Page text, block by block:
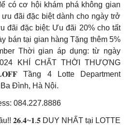
có cơ hội khám phá không gian
đãi đặc biệt dành cho ngày trở
đãi đặc biệt: Ưu đãi 20% cho tất
bán tại gian hàng Tặng thêm 5%
Thời gian áp dụng: từ ngày
KHÍ CHẤT THỜI THƯỢNG
Tầng 4 Lotte Department
Đình, Hà Nội.
084.227.8886
𝟐𝟔.𝟒~𝟏.𝟓 DUY NHẤT tại LOTTE